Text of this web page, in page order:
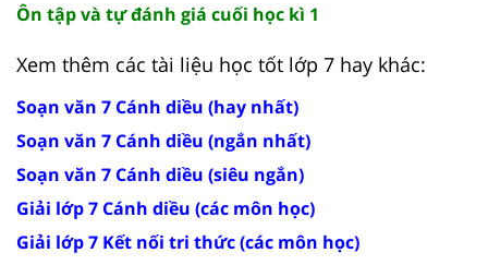
Ôn tập và tự đánh giá cuối học kì 1
Xem thêm các tài liệu học tốt lớp 7 hay khác:
Soạn văn 7 Cánh diều (hay nhất)
Soạn văn 7 Cánh diều (ngắn nhất)
Soạn văn 7 Cánh diều (siêu ngắn)
Giải lớp 7 Cánh diều (các môn học)
Giải lớp 7 Kết nối tri thức (các môn học)